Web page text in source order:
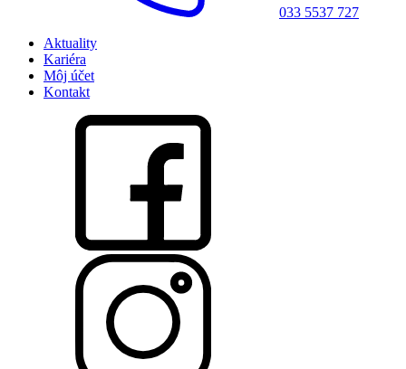
033 5537 727
Aktuality
Kariéra
Môj účet
Kontakt